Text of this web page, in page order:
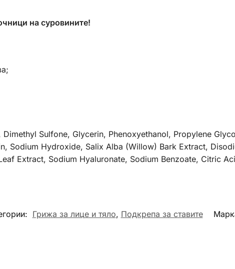
на суровините!
Sulfone, Glycerin, Phenoxyethanol, Propylene
Sodium Hydroxide, Salix Alba (Willow) Bark Extract,
Extract, Sodium Hyaluronate, Sodium Benzoate, Citric
Грижа за лице и тяло, Подкрепа за ставите